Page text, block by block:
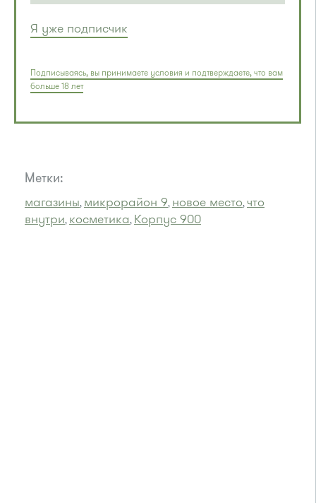
Я уже подписчик
Подписываясь, вы принимаете условия и подтверждаете, что вам
больше 18 лет
Метки:
магазины, микрорайон 9, новое место,что
внутри, косметика, Корпус 900